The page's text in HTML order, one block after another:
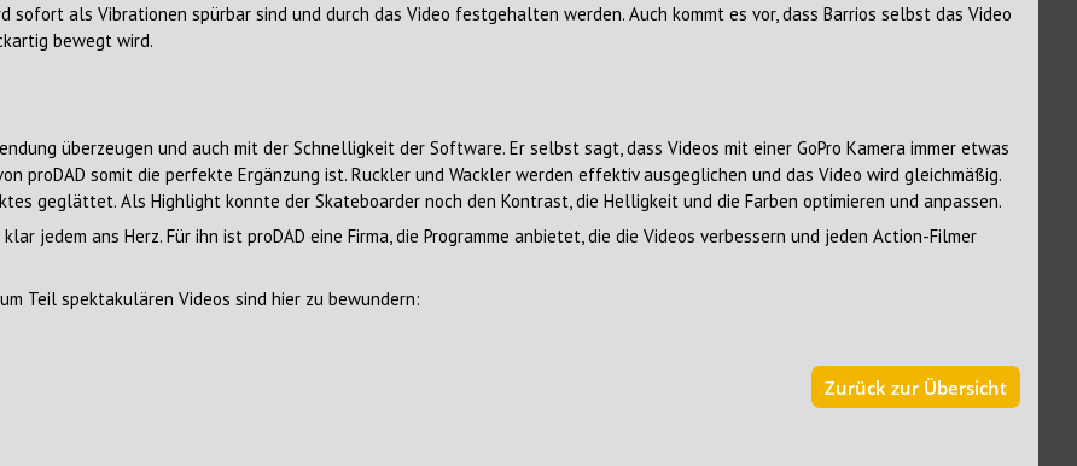
als Vibrationen spürbar sind und durch das Video festgehalten werden. Auch kommt es vor, dass Barrios selbst das Video
bewegt wird.
überzeugen und auch mit der Schnelligkeit der Software. Er selbst sagt, dass Videos mit einer GoPro Kamera immer etwas
proDAD somit die perfekte Ergänzung ist. Ruckler und Wackler werden effektiv ausgeglichen und das Video wird gleichmäßig.
geglättet. Als Highlight konnte der Skateboarder noch den Kontrast, die Helligkeit und die Farben optimieren und anpassen.
jedem ans Herz. Für ihn ist proDAD eine Firma, die Programme anbietet, die die Videos verbessern und jeden Action-Filmer
Teil spektakulären Videos sind hier zu bewundern:
Zurück zur Übersicht